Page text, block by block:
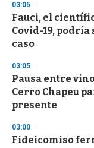
3
s
e
c
o
d
s
03:05
Fauci, el
Covid-19,
caso
03:05
Pausa entre
Cerro Chapeu
presente
03:00
Fideicomiso